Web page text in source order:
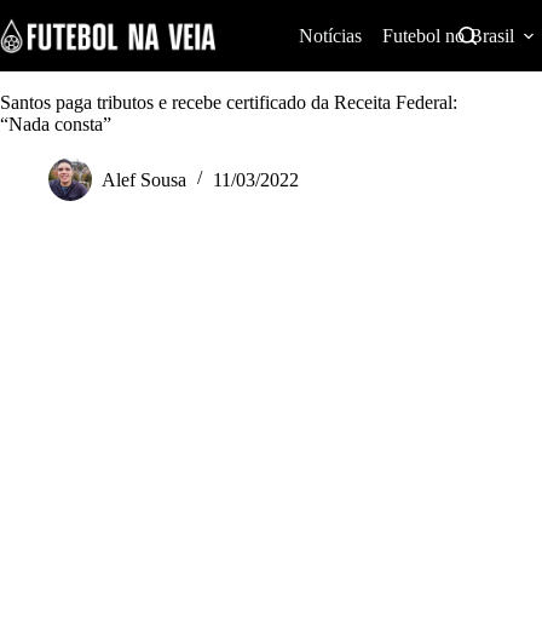
k
i
p
t
o
Notícias Futebol no Brasil
Santos paga tributos e recebe certificado da Receita Federal:
“Nada consta”
Alef Sousa 11/03/2022